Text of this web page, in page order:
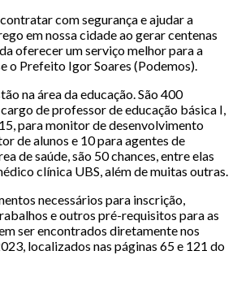
com segurança e ajudar a
em nossa cidade ao gerar centenas
oferecer um serviço melhor para a
o Prefeito Igor Soares (Podemos).
na área da educação. São 400
de professor de educação básica I,
para monitor de desenvolvimento
de alunos e 10 para agentes de
de saúde, são 50 chances, entre elas
clínica UBS, além de muitas outras.
necessários para inscrição,
e outros pré-requisitos para as
ser encontrados diretamente nos
localizados nas páginas 65 e 121 do